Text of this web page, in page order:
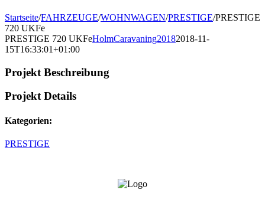
Startseite/FAHRZEUGE/WOHNWAGEN/PRESTIGE/PRESTIGE
720 UKFe
PRESTIGE 720 UKFeHolmCaravaning20182018-11-
15T16:33:01+01:00
Projekt Beschreibung
Projekt Details
Kategorien:
PRESTIGE